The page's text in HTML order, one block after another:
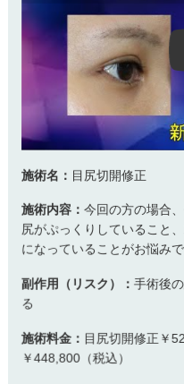
施術名： 目尻切開修正
施術内容： 今回の方の場合
尻がぷっくりしていること
になっていることがお悩み
副作用（リスク）： 手術後
る
施術料金： 目尻切開修正￥
￥448,800（税込）